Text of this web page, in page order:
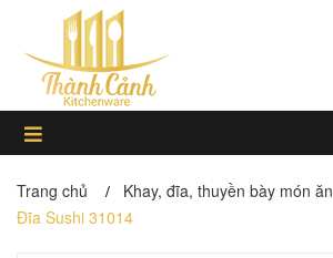
Trang chủ / Khay, đĩa, thuyền bày món ăn
Đĩa Sushi 31014